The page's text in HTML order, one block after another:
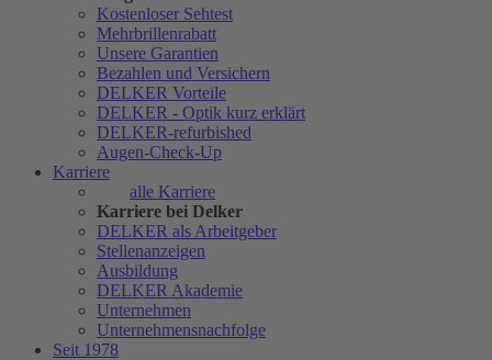
Kostenloser Sehtest
Mehrbrillenrabatt
Unsere Garantien
Bezahlen und Versichern
DELKER Vorteile
DELKER - Optik kurz erklärt
DELKER-refurbished
Augen-Check-Up
Karriere
alle Karriere
Karriere bei Delker
DELKER als Arbeitgeber
Stellenanzeigen
Ausbildung
DELKER Akademie
Unternehmen
Unternehmensnachfolge
Seit 1978